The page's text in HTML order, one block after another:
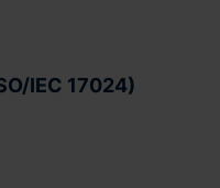
IEC 17024)